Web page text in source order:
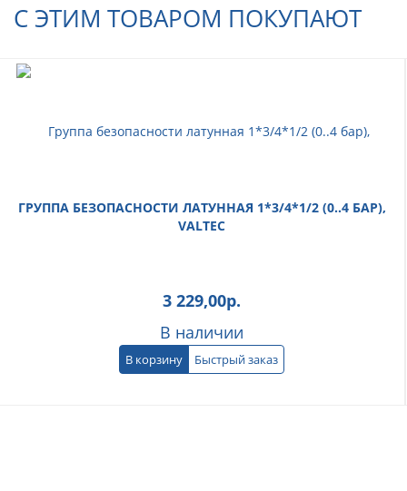
С ЭТИМ ТОВАРОМ ПОКУПАЮТ
ГРУППА БЕЗОПАСНОСТИ ЛАТУННАЯ 1*3/4*1/2 (0..4 БАР),
VALTEC
3 229,00р.
В наличии
В корзину Быстрый заказ